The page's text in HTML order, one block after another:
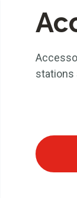
stations